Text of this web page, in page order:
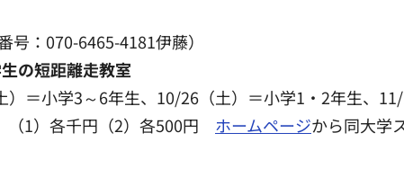
：070-6465-4181伊藤）
の短距離走教室
＝小学3～6年生、10/26（土）＝小学1・2年生、
1）各千円（2）各500円 ホームページから同大学